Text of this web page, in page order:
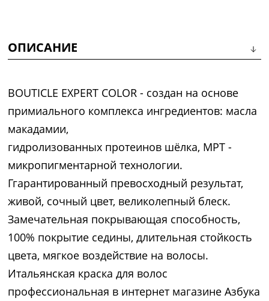
ОПИСАНИЕ
BOUTICLE EXPERT COLOR - создан на основе
примиального комплекса ингредиентов: масла
макадамии,
гидролизованных протеинов шёлка, MPT -
микропигментарной технологии.
Ггарантированный превосходный результат,
живой, сочный цвет, великолепный блеск.
Замечательная покрывающая способность,
100% покрытие седины, длительная стойкость
цвета, мягкое воздействие на волосы.
Итальянская краска для волос
профессиональная в интернет магазине Азбука